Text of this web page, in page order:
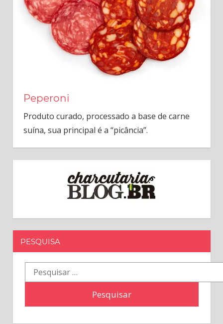
Peperoni
Produto curado, processado a base de carne
suína, sua principal é a “picância”.
PESQUISA
Pesquisar
por: